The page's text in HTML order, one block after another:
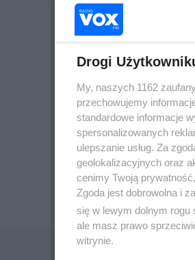
Drogi
My, naszych 1162
przechowujemy
standardowe informacje
spersonalizowanych
ulepszanie usług. Za
geolokalizacyjnych oraz
cenimy Twoją
Zgoda jest dobrowolna i
się w lewym dolnym rogu
ale masz prawo
witrynie.